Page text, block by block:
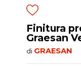
Finitura
Graesan
di GRAESAN